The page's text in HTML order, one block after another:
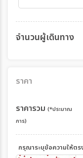
จำนวนผู้เดินทาง
ราคา
ราคารวม (*ประมาณ
การ)
กรุณาระบุข้อความให้ต